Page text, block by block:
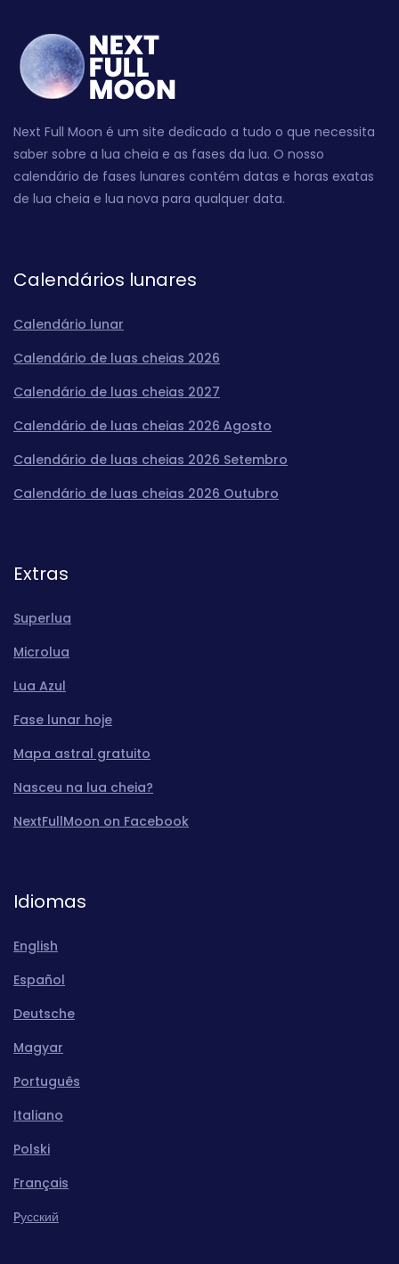
Next Full Moon é um site dedicado a tudo o que necessita
saber sobre a lua cheia e as fases da lua. O nosso
calendário de fases lunares contém datas e horas exatas
de lua cheia e lua nova para qualquer data.
Calendários lunares
Calendário lunar
Calendário de luas cheias 2026
Calendário de luas cheias 2027
Calendário de luas cheias 2026 Agosto
Calendário de luas cheias 2026 Setembro
Calendário de luas cheias 2026 Outubro
Extras
Superlua
Microlua
Lua Azul
Fase lunar hoje
Mapa astral gratuito
Nasceu na lua cheia?
NextFullMoon on Facebook
Idiomas
English
Español
Deutsche
Magyar
Português
Italiano
Polski
Français
Pусский